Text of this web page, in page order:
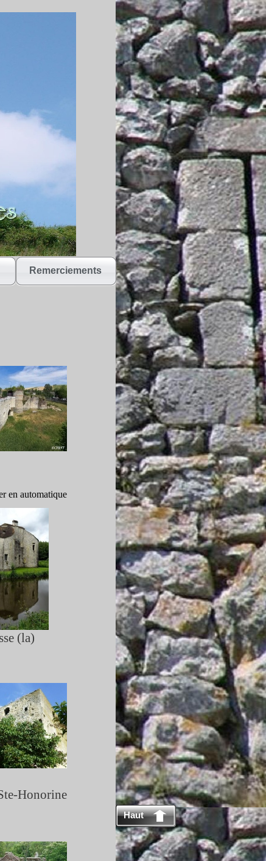
Remerciements
Haut
automatique
(la)
Honorine